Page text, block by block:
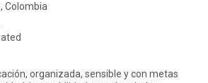
Colombia
organizada, sensible y con metas